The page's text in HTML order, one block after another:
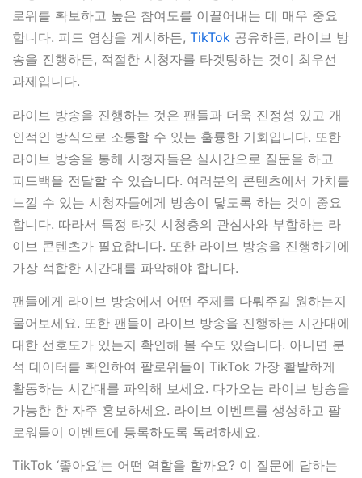
로워를 확보하고 높은 참여도를 이끌어내는 데 매우 중요
합니다. 피드 영상을 게시하든, TikTok 공유하든, 라이브 방
송을 진행하든, 적절한 시청자를 타겟팅하는 것이 최우선
과제입니다.
라이브 방송을 진행하는 것은 팬들과 더욱 진정성 있고 개
인적인 방식으로 소통할 수 있는 훌륭한 기회입니다. 또한
라이브 방송을 통해 시청자들은 실시간으로 질문을 하고
피드백을 전달할 수 있습니다. 여러분의 콘텐츠에서 가치를
느낄 수 있는 시청자들에게 방송이 닿도록 하는 것이 중요
합니다. 따라서 특정 타깃 시청층의 관심사와 부합하는 라
이브 콘텐츠가 필요합니다. 또한 라이브 방송을 진행하기에
가장 적합한 시간대를 파악해야 합니다.
팬들에게 라이브 방송에서 어떤 주제를 다뤄주길 원하는지
물어보세요. 또한 팬들이 라이브 방송을 진행하는 시간대에
대한 선호도가 있는지 확인해 볼 수도 있습니다. 아니면 분
석 데이터를 확인하여 팔로워들이 TikTok 가장 활발하게
활동하는 시간대를 파악해 보세요. 다가오는 라이브 방송을
가능한 한 자주 홍보하세요. 라이브 이벤트를 생성하고 팔
로워들이 이벤트에 등록하도록 독려하세요.
TikTok ‘좋아요’는 어떤 역할을 할까요? 이 질문에 답하는